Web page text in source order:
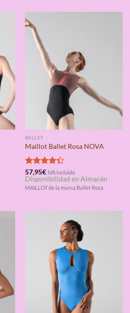
BALLET
Maillot Ballet Rosa NOVA
Valorado
con4.33
de 5
57,95€ IVA incluido
Disponibilidad en Almacén
MAILLOT de la marca Ballet Rosa